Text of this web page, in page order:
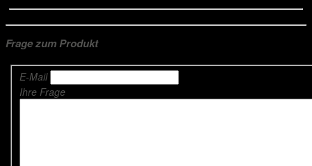
Frage zum Produkt
E-Mail
Ihre Frage